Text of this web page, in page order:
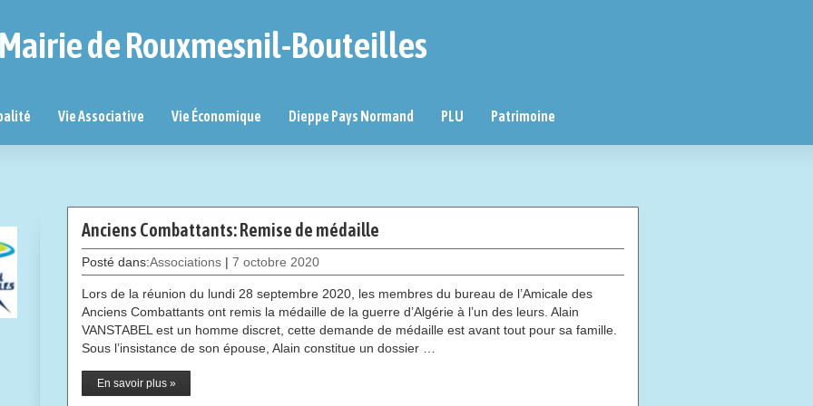
Mairie de Rouxmesnil-Bouteilles
Vie Associative Vie Économique Dieppe Pays Normand PLU Patrimoine
Anciens Combattants: Remise de médaille
Posté dans:Associations | 7 octobre 2020
Lors de la réunion du lundi 28 septembre 2020, les membres du bureau de l’Amicale des
Anciens Combattants ont remis la médaille de la guerre d’Algérie à l’un des leurs. Alain
VANSTABEL est un homme discret, cette demande de médaille est avant tout pour sa famille.
Sous l’insistance de son épouse, Alain constitue un dossier …
En savoir plus »